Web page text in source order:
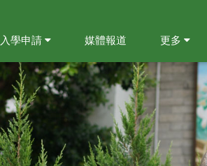
入學申請 媒體報道 更多